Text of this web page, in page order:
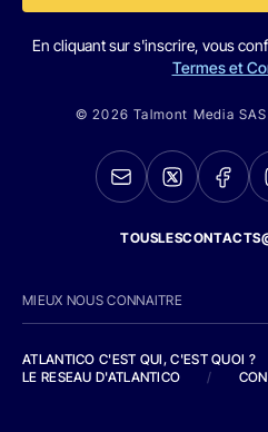
En cliquant sur s'inscrire, vous
Termes et
© 2026 Talmont Media
MIEUX NOUS CONNAITRE
ATLANTICO C'EST QUI, C'EST QUOI ?
LE RESEAU D'ATLANTICO
/